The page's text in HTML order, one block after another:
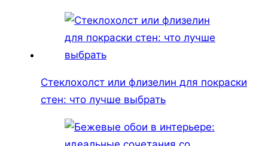
Стеклохолст или флизелин для покраски
стен: что лучше выбрать